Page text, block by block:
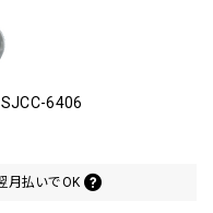
6406
月払いでOK